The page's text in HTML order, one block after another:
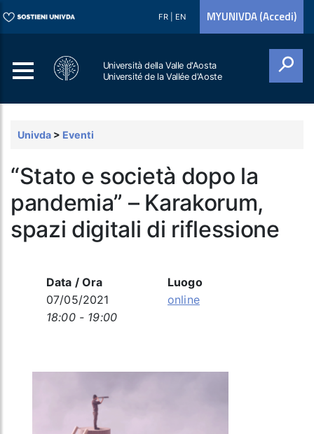
FR EN MYUNIVDA (Accedi)
Università della Valle d'Aosta
Université de la Vallée d'Aoste
Univda > Eventi
“Stato e società dopo la
pandemia” – Karakorum,
spazi digitali di riflessione
Data / Ora
07/05/2021
18:00 - 19:00
Luogo
online